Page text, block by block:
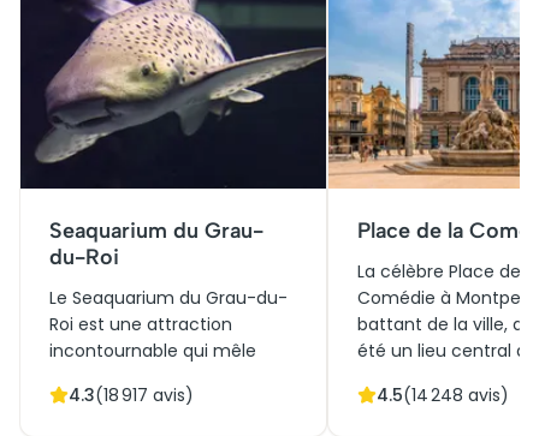
Seaquarium du Grau-
du-Roi
Le Seaquarium du Grau-du-
Roi est une attraction
incontournable qui mêle
Initialement conçu pour
4.3(18 917 avis)
Place de la
La célèbre Place de la
Comédie à
battant de la ville, a
été un lieu central de
aménagement au
4.5(14 248 avis)